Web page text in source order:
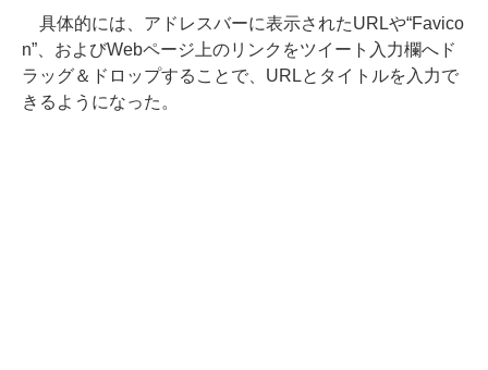
具体的には、アドレスバーに表示されたURLや“Favico
n”、およびWebページ上のリンクをツイート入力欄へド
ラッグ＆ドロップすることで、URLとタイトルを入力で
きるようになった。